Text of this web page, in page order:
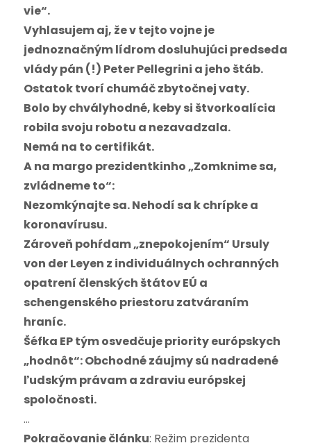
vie“.
Vyhlasujem aj, že v tejto vojne je
jednoznačným lídrom dosluhujúci predseda
vlády pán (!) Peter Pellegrini a jeho štáb.
Ostatok tvorí chumáč zbytočnej vaty.
Bolo by chvályhodné, keby si štvorkoalícia
robila svoju robotu a nezavadzala.
Nemá na to certifikát.
A na margo prezidentkinho „Zomknime sa,
zvládneme to“:
Nezomkýnajte sa. Nehodí sa k chrípke a
koronavírusu.
Zároveň pohŕdam „znepokojením“ Ursuly
von der Leyen z individuálnych ochranných
opatrení členských štátov EÚ a
schengenského priestoru zatváraním
hraníc.
Šéfka EP tým osvedčuje priority európskych
„hodnôt“: Obchodné záujmy sú nadradené
ľudským právam a zdraviu európskej
spoločnosti.
…
Pokračovanie článku: Režim prezidenta